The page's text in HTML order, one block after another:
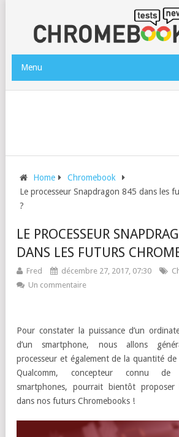
Menu
Home
Chromebook
Le processeur Snapdragon 845 dans les
?
LE PROCESSEUR
DANS LES FUTURS
Fred décembre 27, 2017, 07:30
Un commentaire
Pour constater la puissance d’un
d’un smartphone, nous allons
processeur et également de la quantité de
Qualcomm, concepteur connu de
smartphones, pourrait bientôt
dans nos futurs Chromebooks !